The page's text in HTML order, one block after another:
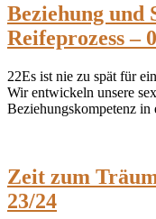
Beziehung und
Reifeprozess –
22Es ist nie zu spät für
Wir entwickeln unsere
Beziehungskompetenz
Zeit zum
23/24